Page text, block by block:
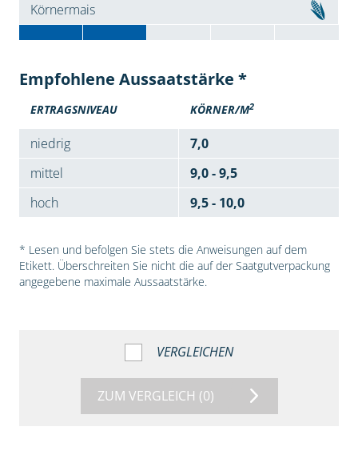
Körnermais
Empfohlene Aussaatstärke *
ERTRAGSNIVEAU KÖRNER/M2
niedrig
7,0
mittel
9,0 - 9,5
hoch
9,5 - 10,0
* Lesen und befolgen Sie stets die Anweisungen auf dem
Etikett. Überschreiten Sie nicht die auf der Saatgutverpackung
angegebene maximale Aussaatstärke.
VERGLEICHEN
ZUM VERGLEICH (0)